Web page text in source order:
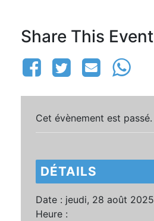
Share This Event
Cet évènement est passé.
DÉTAILS
Date : jeudi, 28 août 2025
Heure :